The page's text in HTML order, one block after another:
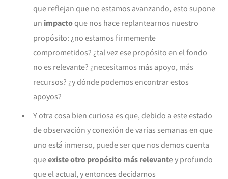
que reflejan que no estamos avanzando, esto supone
un impactoque nos hace replantearnos nuestro
propósito: ¿no estamos firmemente
comprometidos? ¿tal vez ese propósito en el fondo
no es relevante? ¿necesitamos más apoyo, más
recursos? ¿y dónde podemos encontrar estos
apoyos?
Y otra cosa bien curiosa es que, debido a este estado
de observación y conexión de varias semanas en que
uno está inmerso, puede ser que nos demos cuenta
queexiste otro propósito más relevante y profundo
que el actual, y entonces decidamos